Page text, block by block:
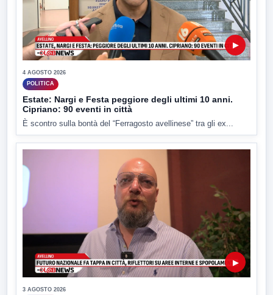
▶
4 AGOSTO 2026
POLITICA
Estate: Nargi e Festa peggiore degli ultimi 10 anni.
Cipriano: 90 eventi in città
È scontro sulla bontà del “Ferragosto avellinese” tra gli ex...
▶
3 AGOSTO 2026